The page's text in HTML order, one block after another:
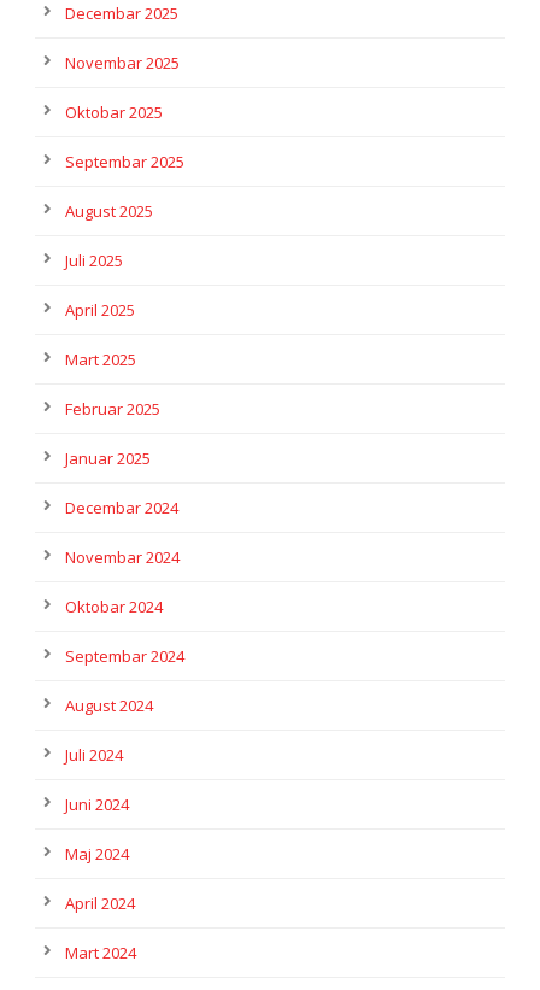
Decembar 2025
Novembar 2025
Oktobar 2025
Septembar 2025
August 2025
Juli 2025
April 2025
Mart 2025
Februar 2025
Januar 2025
Decembar 2024
Novembar 2024
Oktobar 2024
Septembar 2024
August 2024
Juli 2024
Juni 2024
Maj 2024
April 2024
Mart 2024